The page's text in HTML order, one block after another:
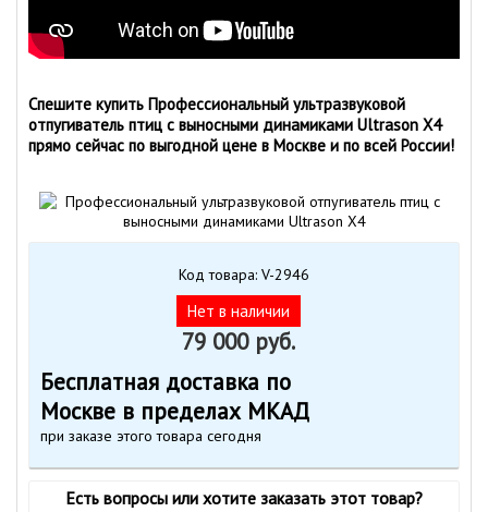
Спешите купить Профессиональный ультразвуковой
отпугиватель птиц с выносными динамиками Ultrason X4
прямо сейчас по выгодной цене в Москве и по всей России!
Код товара: V-2946
Нет в наличии
79 000 руб.
Бесплатная доставка по
Москве в пределах МКАД
при заказе этого товара сегодня
Есть вопросы или хотите заказать этот товар?